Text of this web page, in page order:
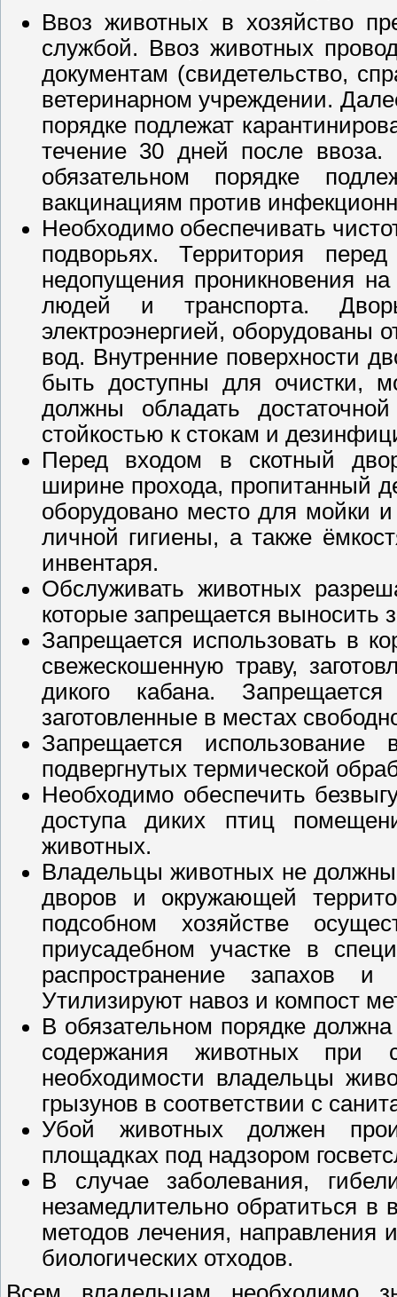
Ввоз животных в хозяйство
службой. Ввоз животных
документам (свидетельство,
ветеринарном учреждении.
порядке подлежат
течение 30 дней после
обязательном порядке
вакцинациям против
Необходимо обеспечивать
подворьях. Территория
недопущения проникновения
людей и транспорта.
электроэнергией, оборудованы
вод. Внутренние поверхности
быть доступны для очистки,
должны обладать
стойкостью к стокам и
Перед входом в скотный
ширине прохода, пропитанный
оборудовано место для мойки
личной гигиены, а также
инвентаря.
Обслуживать животных
которые запрещается выносить
Запрещается использовать в
свежескошенную траву,
дикого кабана.
заготовленные в местах
Запрещается
подвергнутых термической
Необходимо обеспечить
доступа диких птиц
животных.
Владельцы животных не должны
дворов и окружающей
подсобном хозяйстве
приусадебном участке в
распространение запахов
Утилизируют навоз и компост
В обязательном порядке
содержания животных при
необходимости владельцы
грызунов в соответствии с
Убой животных должен
площадках под надзором
В случае заболевания,
незамедлительно обратиться в
методов лечения, направления
биологических отходов.